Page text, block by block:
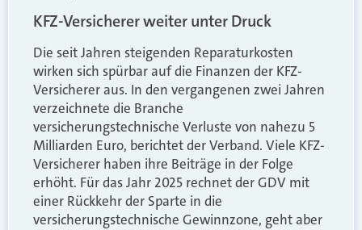
KFZ-Versicherer weiter unter Druck
Die seit Jahren steigenden Reparaturkosten
wirken sich spürbar auf die Finanzen der KFZ-
Versicherer aus. In den vergangenen zwei Jahren
verzeichnete die Branche
versicherungstechnische Verluste von nahezu 5
Milliarden Euro, berichtet der Verband. Viele KFZ-
Versicherer haben ihre Beiträge in der Folge
erhöht. Für das Jahr 2025 rechnet der GDV mit
einer Rückkehr der Sparte in die
versicherungstechnische Gewinnzone, geht aber